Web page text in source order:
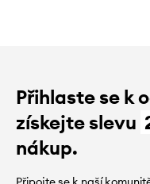
Přihlaste se k
získejte slevu
nákup.